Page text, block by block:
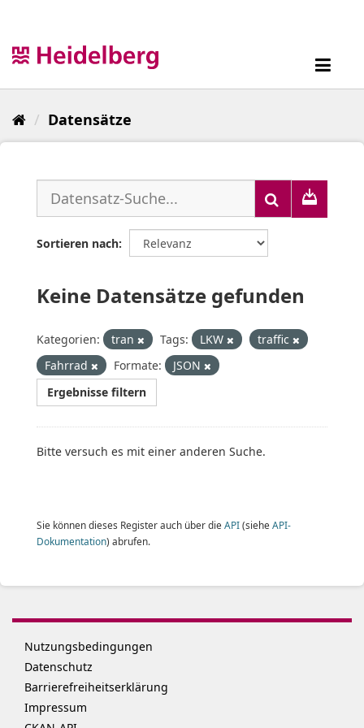
Datensätze
Sortieren nach
Keine Datensätze gefunden
Kategorien: tran Tags: LKW
traffic
Fahrrad
Formate:
JSON
Ergebnisse filtern
Bitte versuch es mit einer anderen Suche.
Sie können dieses Register auch über die API(siehe API-
Dokumentation) abrufen.
Nutzungsbedingungen
Datenschutz
Barrierefreiheitserklärung
Impressum